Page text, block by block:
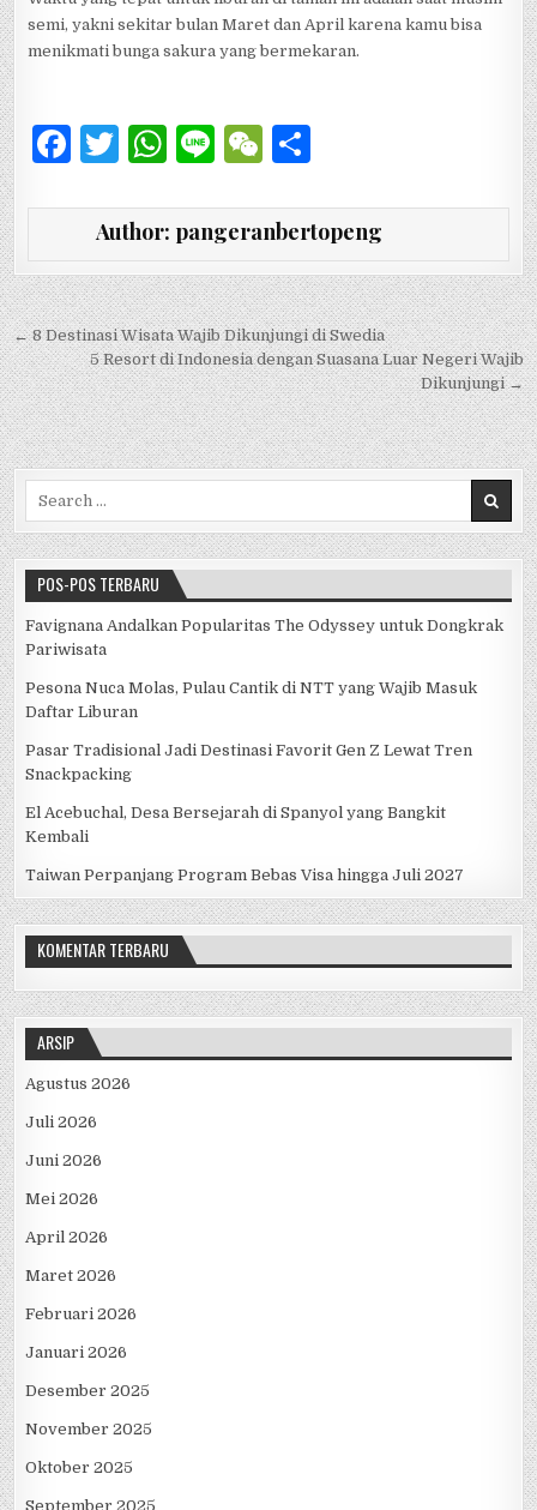
semi, yakni sekitar bulan Maret dan April karena kamu bisa
menikmati bunga sakura yang bermekaran.
F
c
e
b
o
o
k
T
it
te
r
W
at
s
A
p
p
Li
e
W
C
h
at
ar
e
Author: pangeranbertopeng
Navigasi pos
← 8 Destinasi Wisata Wajib Dikunjungi di Swedia
5 Resort di Indonesia dengan Suasana Luar Negeri Wajib
Dikunjungi →
Search for:
POS-POS TERBARU
Favignana Andalkan Popularitas The Odyssey untuk Dongkrak
Pariwisata
Pesona Nuca Molas, Pulau Cantik di NTT yang Wajib Masuk
Daftar Liburan
Pasar Tradisional Jadi Destinasi Favorit Gen Z Lewat Tren
Snackpacking
El Acebuchal, Desa Bersejarah di Spanyol yang Bangkit
Kembali
Taiwan Perpanjang Program Bebas Visa hingga Juli 2027
KOMENTAR TERBARU
ARSIP
Agustus 2026
Juli 2026
Juni 2026
Mei 2026
April 2026
Maret 2026
Februari 2026
Januari 2026
Desember 2025
November 2025
Oktober 2025
September 2025